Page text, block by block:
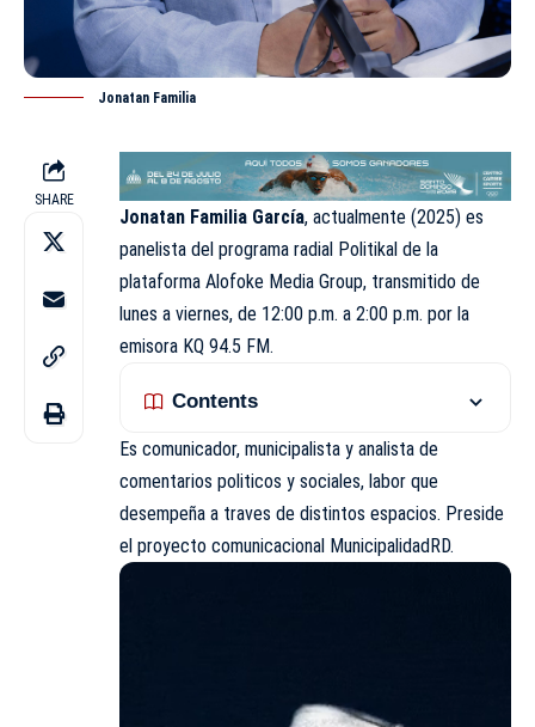
Jonatan Familia
SHARE
Jonatan Familia García, actualmente (2025) es
panelista del programa radial Politikal de la
plataforma Alofoke Media Group, transmitido de
lunes a viernes, de 12:00 p.m. a 2:00 p.m. por la
emisora KQ 94.5 FM.
Contents
Es comunicador, municipalista y analista de
comentarios politicos y sociales, labor que
desempeña a traves de distintos espacios. Preside
el proyecto comunicacional MunicipalidadRD.